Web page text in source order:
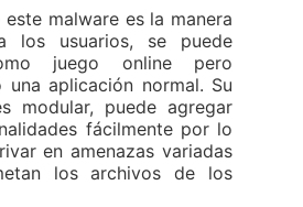
malware es la manera
los usuarios, se puede
juego online pero
una aplicación normal. Su
modular, puede agregar
fácilmente por lo
en amenazas variadas
los archivos de los